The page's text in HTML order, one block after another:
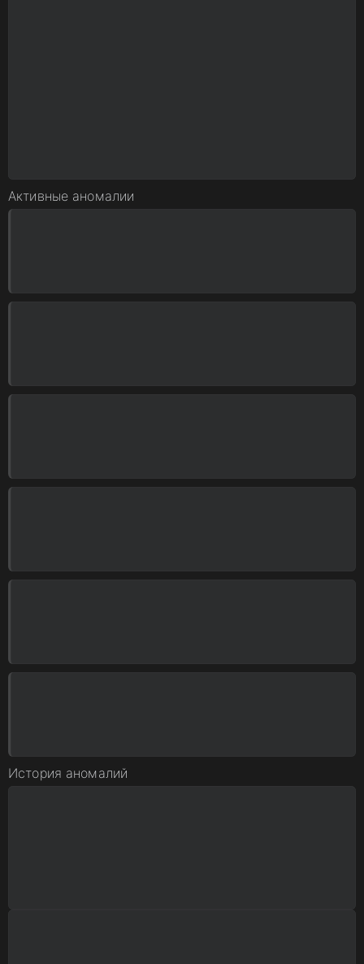
Активные аномалии
История аномалий